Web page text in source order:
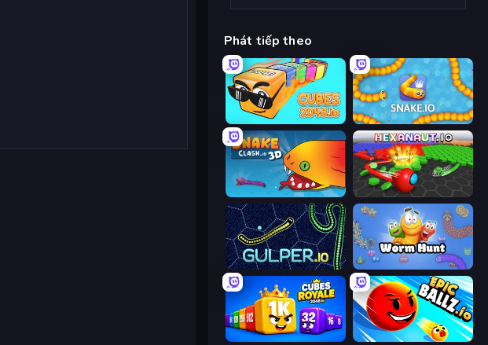
Phát tiếp theo
Cubes 2048.io Snake.io
Snake Clash.io Hexanaut.io
Gulper.io Worm Hunt
Cubes 2048 Royale EpicBallz.io